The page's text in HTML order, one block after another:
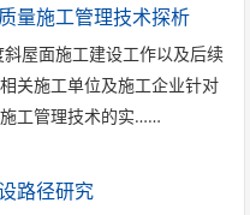
量施工管理技术探析
屋面施工建设工作以及后续
关施工单位及施工企业针对
工管理技术的实……
路径研究